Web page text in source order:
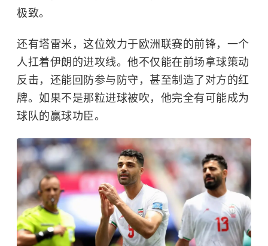
极致。
还有塔雷米，这位效力于欧洲联赛的前锋，一个
人扛着伊朗的进攻线。他不仅能在前场拿球策动
反击，还能回防参与防守，甚至制造了对方的红
牌。如果不是那粒进球被吹，他完全有可能成为
球队的赢球功臣。